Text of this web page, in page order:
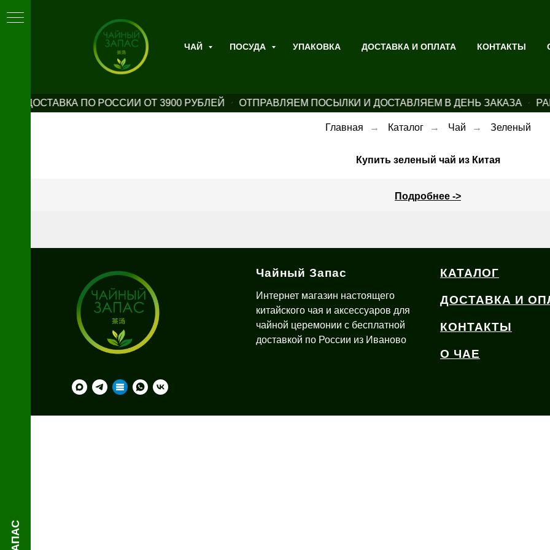
ЧАЙ ПОСУДА УПАКОВКА ДОСТАВКА И ОПЛАТА КОНТАКТЫ
ДОСТАВКА ПО РОССИИ ОТ 3900 РУБЛЕЙ ОТПРАВЛЯЕМ ПОСЫЛКИ И ДОСТАВЛЯЕМ В ДЕНЬ ЗАКАЗА
Главная → Каталог → Чай → Зеленый
Купить зеленый чай из Китая
Подробнее ->
Чайный Запас
Интернет магазин настоящего
китайского чая и аксессуаров для
чайной церемонии с бесплатной
доставкой по России из Иваново
КАТАЛОГ
ДОСТАВКА И
КОНТАКТЫ
О ЧАЕ